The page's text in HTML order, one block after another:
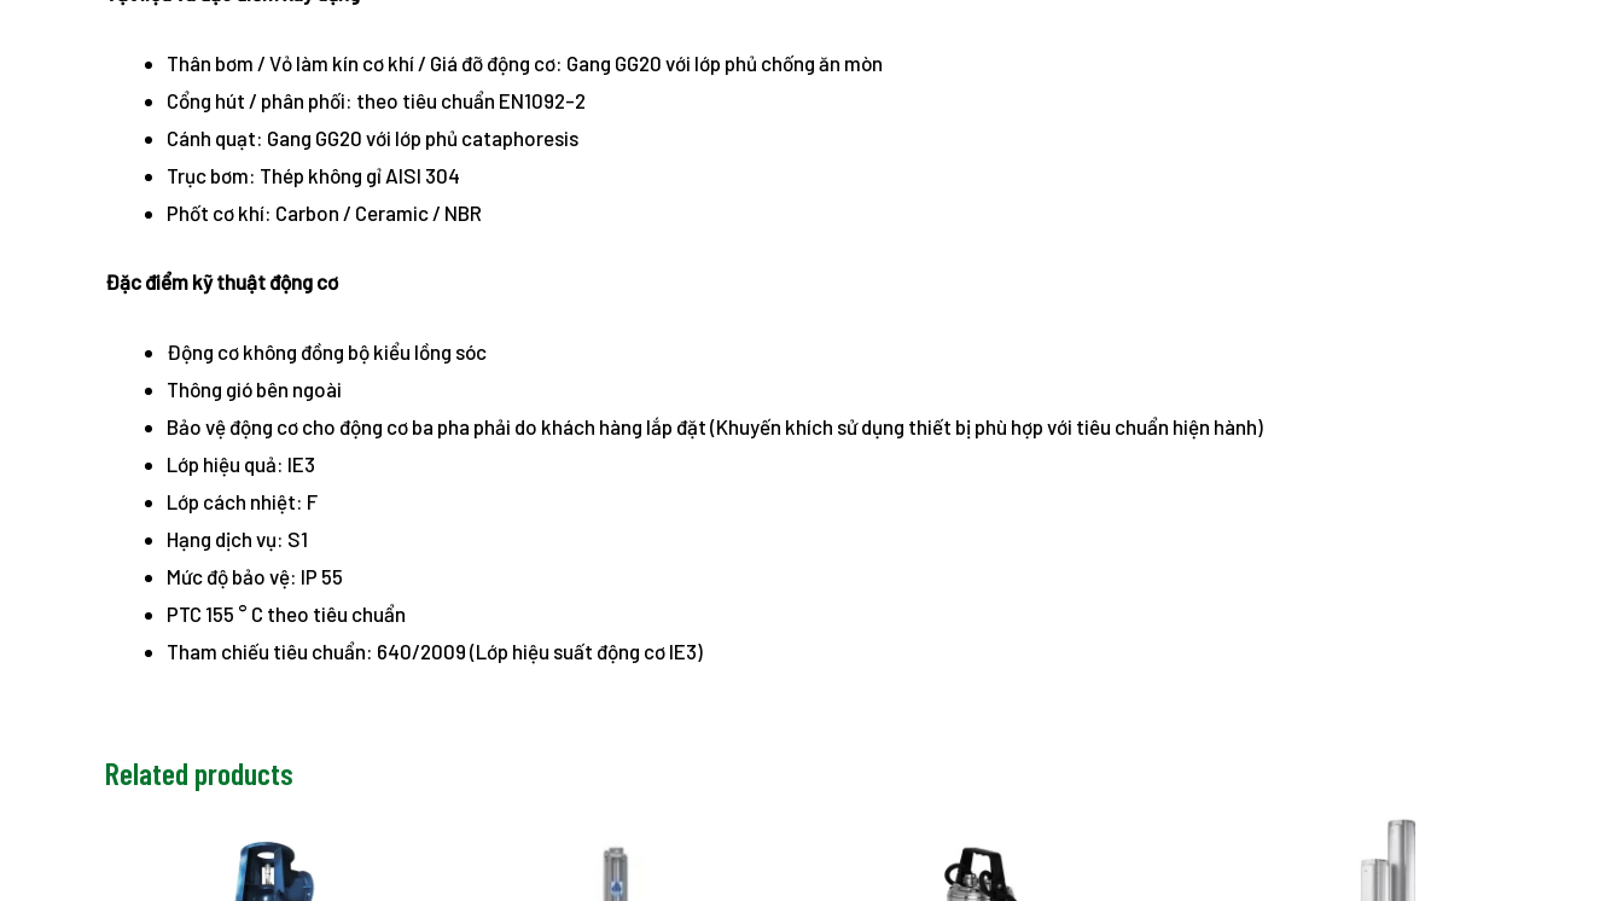
Thân bơm / Vỏ làm kín cơ khí / Giá đỡ động cơ: Gang GG20 với lớp phủ chống ăn mòn
Cổng hút / phân phối: theo tiêu chuẩn EN1092-2
Cánh quạt: Gang GG20 với lớp phủ cataphoresis
Trục bơm: Thép không gỉ AISI 304
Phốt cơ khí: Carbon / Ceramic / NBR
Đặc điểm kỹ thuật động cơ
Động cơ không đồng bộ kiểu lồng sóc
Thông gió bên ngoài
Bảo vệ động cơ cho động cơ ba pha phải do khách hàng lắp đặt (Khuyến khích sử dụng thiết bị phù hợp với tiêu chuẩn hiện hành)
Lớp hiệu quả: IE3
Lớp cách nhiệt: F
Hạng dịch vụ: S1
Mức độ bảo vệ: IP 55
PTC 155 ° C theo tiêu chuẩn
Tham chiếu tiêu chuẩn: 640/2009 (Lớp hiệu suất động cơ IE3)
Related products